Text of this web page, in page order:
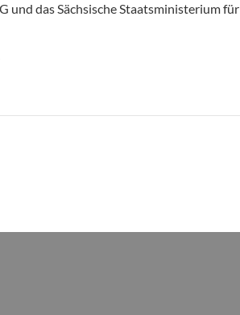
und das Sächsische Staatsministerium für